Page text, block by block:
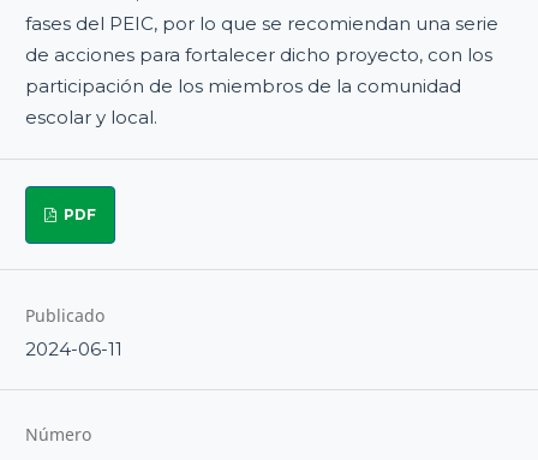
fases del PEIC, por lo que se recomiendan una serie
de acciones para fortalecer dicho proyecto, con los
participación de los miembros de la comunidad
escolar y local.
PDF
Publicado
2024-06-11
Número